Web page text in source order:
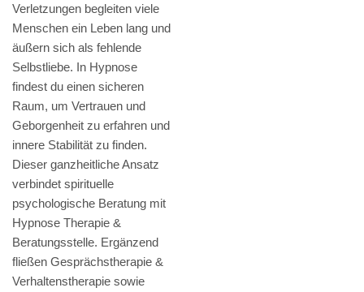
Verletzungen begleiten viele
Menschen ein Leben lang und
äußern sich als fehlende
Selbstliebe. In Hypnose
findest du einen sicheren
Raum, um Vertrauen und
Geborgenheit zu erfahren und
innere Stabilität zu finden.
Dieser ganzheitliche Ansatz
verbindet spirituelle
psychologische Beratung mit
Hypnose Therapie &
Beratungsstelle. Ergänzend
fließen Gesprächstherapie &
Verhaltenstherapie sowie